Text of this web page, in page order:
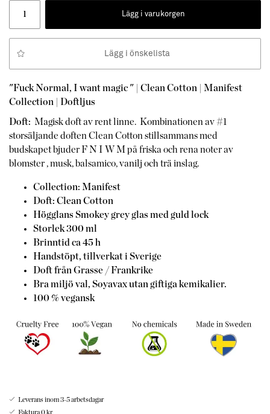
Lägg i varukorgen
Lägg i önskelista
"Fuck Normal, I want magic " | Clean Cotton | Manifest
Collection | Doftljus
Doft: Magisk doft av rent linne. Kombinationen av #1
storsäljande doften Clean Cotton stillsammans med
budskapet bjuder F N I W M på friska och rena noter av
blomster , musk, balsamico, vanilj och trä inslag.
Collection: Manifest
Doft: Clean Cotton
Högglans Smokey grey glas med guld lock
Storlek 300 ml
Brinntid ca 45 h
Handstöpt, tillverkat i Sverige
Doft från Grasse / Frankrike
Bra miljö val, Soyavax utan giftiga kemikalier.
100 % vegansk
Leverans inom 3-5 arbetsdagar